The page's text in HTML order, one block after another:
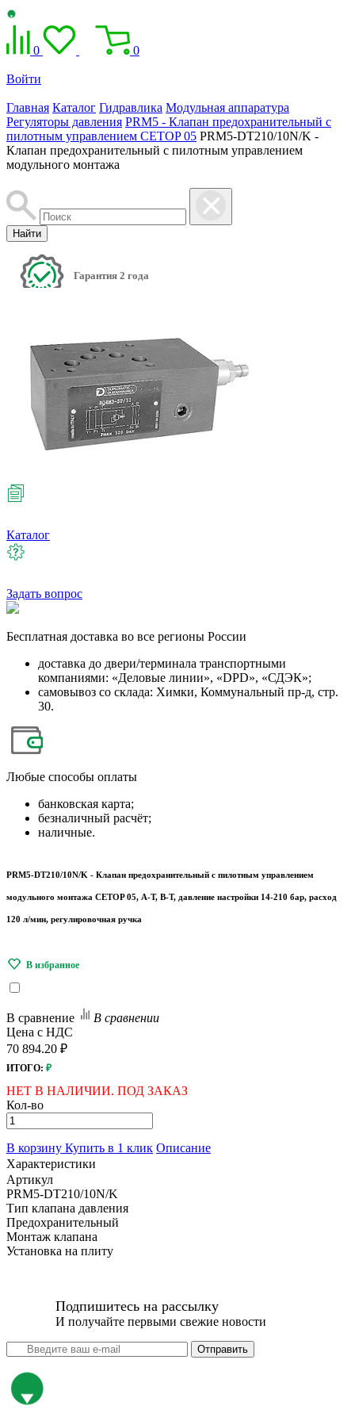
0 0
Войти
Главная Каталог Гидравлика Модульная аппаратура
Регуляторы давления PRM5 - Клапан предохранительный с
пилотным управлением CETOP 05 PRM5-DT210/10N/K -
Клапан предохранительный с пилотным управлением
модульного монтажа
Найти
Гарантия 2 года
Каталог
Задать вопрос
Бесплатная доставка во все регионы России
доставка до двери/терминала транспортными
компаниями: «Деловые линии», «DPD», «СДЭК»;
самовывоз со склада: Химки, Коммунальный пр-д, стр.
30.
Любые способы оплаты
банковская карта;
безналичный расчёт;
наличные.
PRM5-DT210/10N/K - Клапан предохранительный с пилотным управлением
модульного монтажа CETOP 05, A-Т, B-T, давление настройки 14-210 бар, расход
120 л/мин, регулировочная ручка
В сравнение
В сравнении
Цена с НДС
70 894.20 ₽
ИТОГО: ₽
НЕТ В НАЛИЧИИ. ПОД ЗАКАЗ
Кол-во
В корзину Купить в 1 клик Описание
Характеристики
Артикул
PRM5-DT210/10N/K
Тип клапана давления
Предохранительный
Монтаж клапана
Установка на плиту
Подпишитесь на рассылку
И получайте первыми свежие новости
Отправить